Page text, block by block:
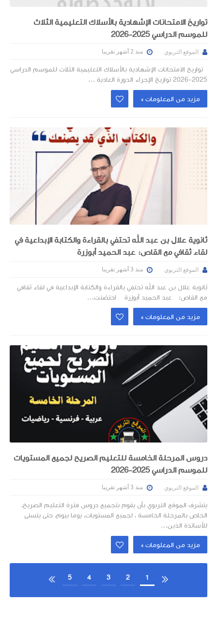
تواريخ الامتحانات الإشهادية بالأسلاك التعليمية الثلاث
للموسم الدراسي 2025-2026
الموقع التربوي منذ 2 أشهر تقريبا
تواريخ الامتحانات الإشهادية بالأسلاك التعليمية الثلاث للموسم الدراسي
2025-2026 تواريخ الإجراء الدورة العادية ...
مزيد من المعلومات »
ثانوية علال بن عبد الله تحتفي بالقراءة والكتابة الإبداعية في
لقاء ثقافي مع القاص: عبد الحميد أبوزرة
الموقع التربوي منذ 3 أشهر تقريبا
ثانوية علال بن عبد الله تحتفي بالقراءة والكتابة الإبداعية في لقاء ثقافي
مع القاص: عبد الحميد أبوزرة احتضنت...
مزيد من المعلومات »
دروس المرحلة الخامسة للتعليم الصريح لجميع المستويات
للموسم الدراسي 2025-2026
الموقع التربوي منذ 3 أشهر تقريبا
يتشرف الموقع التربوي بأن يقوم بتجميع دروس فترة التعليم الصريح،
الخاص بالمرحلة الخامسة ، لجميع المستويات، يوما بيوم، حتى يتسنى
للأساتذة الذين...
مزيد من المعلومات »

1
2
3
4
5
